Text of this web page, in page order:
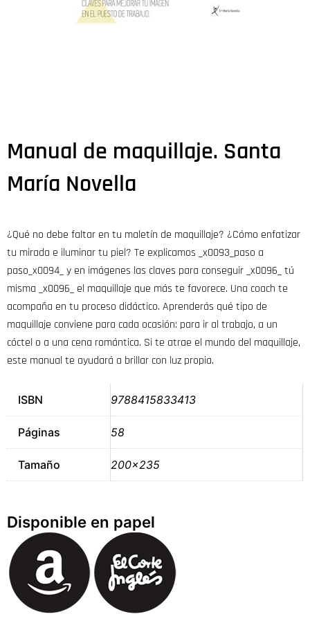
Manual de maquillaje. Santa
María Novella
¿Qué no debe faltar en tu maletín de maquillaje? ¿Cómo enfatizar
tu mirada e iluminar tu piel? Te explicamos _x0093_paso a
paso_x0094_ y en imágenes las claves para conseguir _x0096_ tú
misma _x0096_ el maquillaje que más te favorece. Una coach te
acompaña en tu proceso didáctico. Aprenderás qué tipo de
maquillaje conviene para cada ocasión: para ir al trabajo, a un
cóctel o a una cena romántica. Si te atrae el mundo del maquillaje,
este manual te ayudará a brillar con luz propia.
ISBN 9788415833413
Páginas 58
Tamaño 200×235
Disponible en papel